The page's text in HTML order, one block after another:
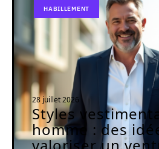
HABILLEMENT
28 juillet 2026
Styles
homme : des